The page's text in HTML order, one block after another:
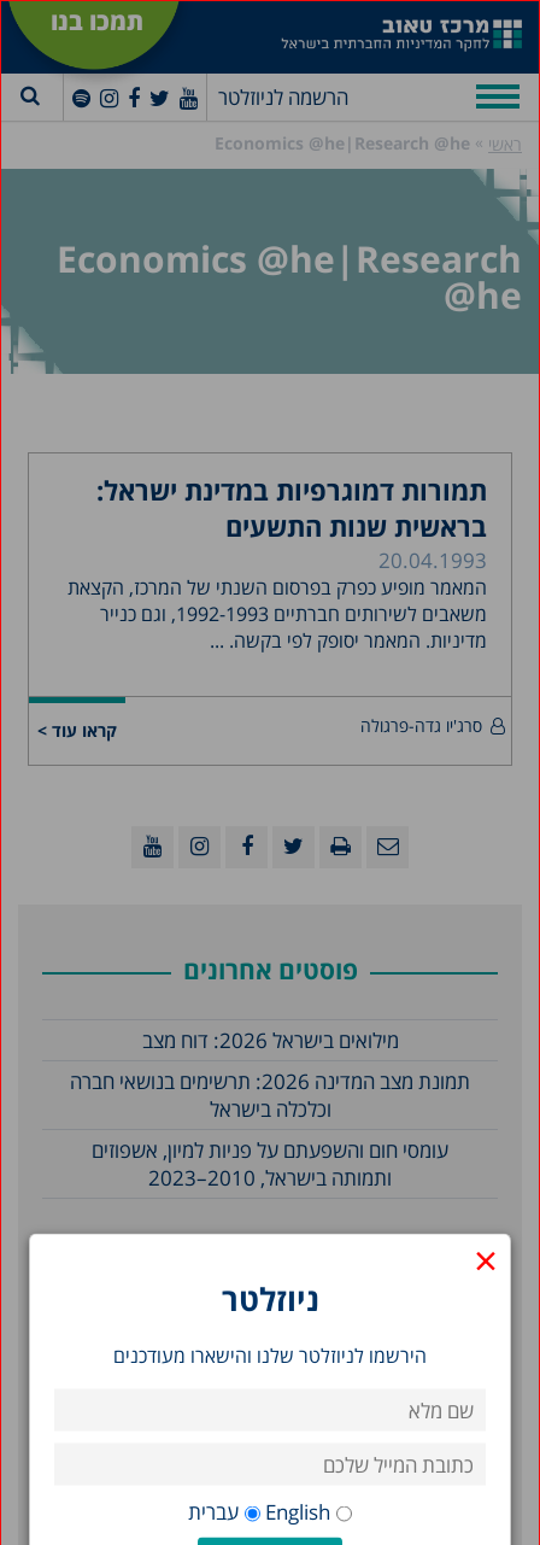
תמכו בנו
הרשמה לניוזלטר
×
ניוזלטר
הירשמו לניוזלטר שלנו והישארו מעודכנים
English עברית
ראשי »
Economics @he|Research @he
Economics @he|Research
@he
תמורות דמוגרפיות במדינת ישראל:
בראשית שנות התשעים
20.04.1993
המאמר מופיע כפרק בפרסום השנתי של המרכז, הקצאת
משאבים לשירותים חברתיים 1992-1993, וגם כנייר
מדיניות. המאמר יסופק לפי בקשה. ...
קראו עוד > סרג'יו גדה-פרגולה
פוסטים אחרונים
מילואים בישראל 2026: דוח מצב
תמונת מצב המדינה 2026: תרשימים בנושאי חברה
וכלכלה בישראל
עומסי חום והשפעתם על פניות למיון, אשפוזים
ותמותה בישראל, 2010–2023
1998
1990